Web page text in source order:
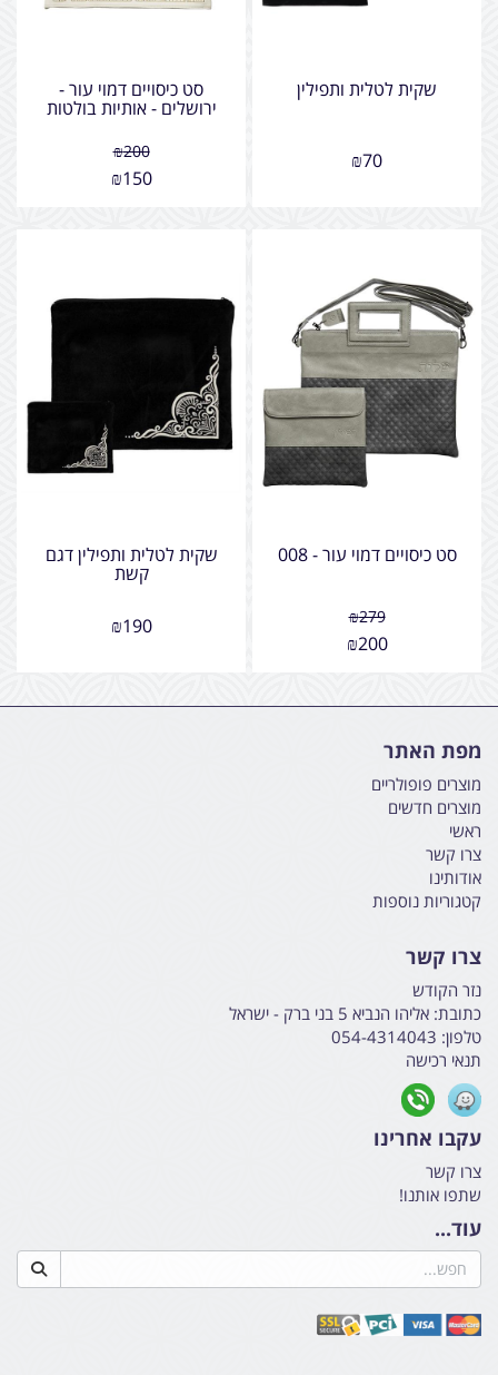
שקית לטלית ותפילין
₪70
סט כיסויים דמוי עור -
ירושלים - אותיות בולטות
₪200
₪150
סט כיסויים דמוי עור - 008
₪279
₪200
שקית לטלית ותפילין דגם
קשת
₪190
מפת האתר
מוצרים פופולריים
מוצרים חדשים
ראשי
צרו קשר
אודותינו
קטגוריות נוספות
צרו קשר
נזר הקודש
כתובת: אליהו הנביא 5 בני ברק - ישראל
טלפון: 054-4314043
תנאי רכישה
עקבו אחרינו
צרו קשר
שתפו אותנו!
עוד...